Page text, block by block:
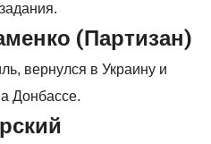
(Партизан)
вернулся в Украину и
Донбассе.